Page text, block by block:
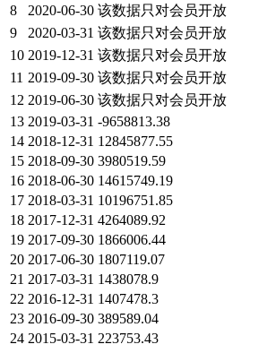
8
2020-06-30 该数据只对会员开放
9
2020-03-31 该数据只对会员开放
10 2019-12-31 该数据只对会员开放
11 2019-09-30 该数据只对会员开放
12 2019-06-30 该数据只对会员开放
13 2019-03-31 -9658813.38
14 2018-12-31 12845877.55
15 2018-09-30 3980519.59
16 2018-06-30 14615749.19
17 2018-03-31 10196751.85
18 2017-12-31 4264089.92
19 2017-09-30 1866006.44
20 2017-06-30 1807119.07
21 2017-03-31 1438078.9
22 2016-12-31 1407478.3
23 2016-09-30 389589.04
24 2015-03-31 223753.43